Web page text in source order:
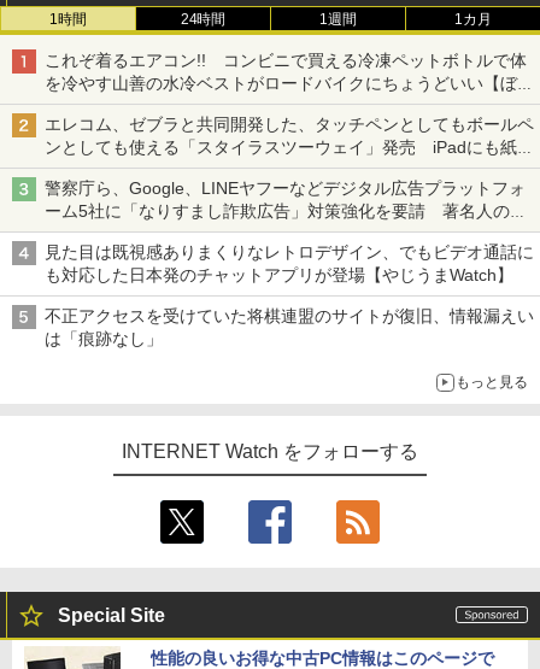
1時間 24時間 1週間 1カ月
これぞ着るエアコン!! コンビニで買える冷凍ペットボトルで体
を冷やす山善の水冷ベストがロードバイクにちょうどいい【ぼっ
ち・ざ・ろーど！その14】【空いた時間でなにしてる？】
エレコム、ゼブラと共同開発した、タッチペンとしてもボールペ
ンとしても使える「スタイラスツーウェイ」発売 iPadにも紙に
も、持ち替えずに書き込める
警察庁ら、Google、LINEヤフーなどデジタル広告プラットフォ
ーム5社に「なりすまし詐欺広告」対策強化を要請 著名人の写
真や映像を使った投資詐欺などへの対策として
見た目は既視感ありまくりなレトロデザイン、でもビデオ通話に
も対応した日本発のチャットアプリが登場【やじうまWatch】
不正アクセスを受けていた将棋連盟のサイトが復旧、情報漏えい
は「痕跡なし」
もっと見る
INTERNET Watch をフォローする
Special Site
性能の良いお得な中古PC情報はこのページで